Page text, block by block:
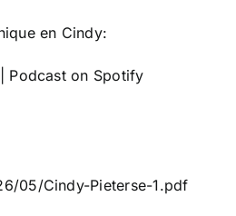
en Cindy:
Podcast on Spotify
05/Cindy-Pieterse-1.pdf